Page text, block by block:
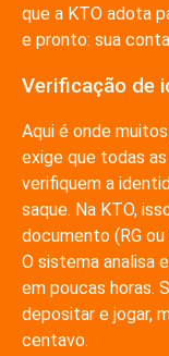
que a KTO adota
e pronto: sua
Verificação de
Aqui é onde
exige que todas
verifiquem a
saque. Na KTO,
documento (RG
O sistema analisa
em poucas horas.
depositar e jogar,
centavo.